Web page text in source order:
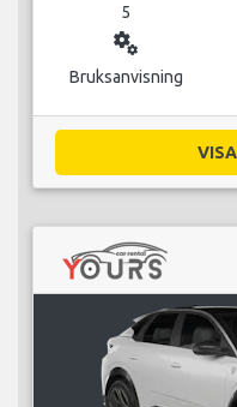
5
miscellaneous_services
Bruksanvisning